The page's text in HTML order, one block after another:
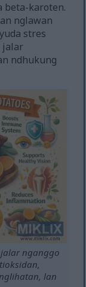
beta-karoten.
nglawan
stres
jalar
ndhukung
nganggo
lan